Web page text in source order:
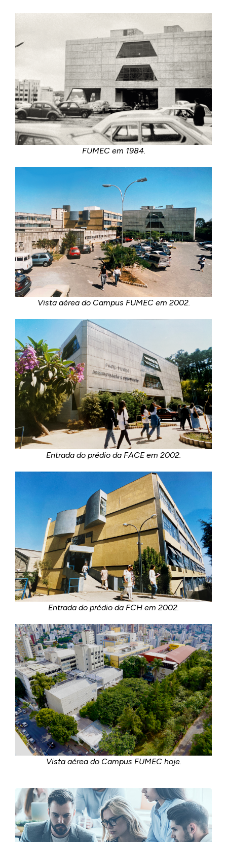
FUMEC em 1984.
Vista aérea do Campus FUMEC em 2002.
Entrada do prédio da FACE em 2002.
Entrada do prédio da FCH em 2002.
Vista aérea do Campus FUMEC hoje.